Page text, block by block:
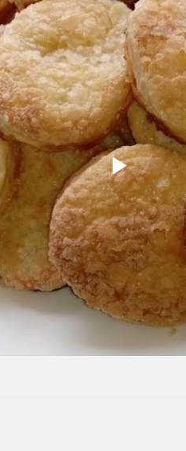
Play